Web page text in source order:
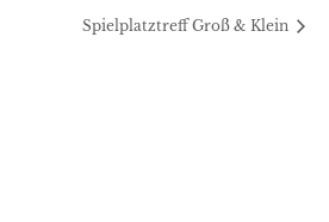
Spielplatztreff Groß & Klein